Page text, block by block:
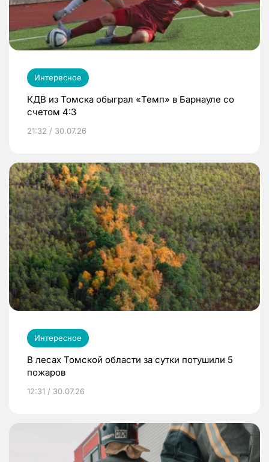
Интересное
КДВ из Томска обыграл «Темп» в Барнауле со
счетом 4:3
21:32 / 30.07.26
Интересное
В лесах Томской области за сутки потушили 5
пожаров
12:31 / 30.07.26